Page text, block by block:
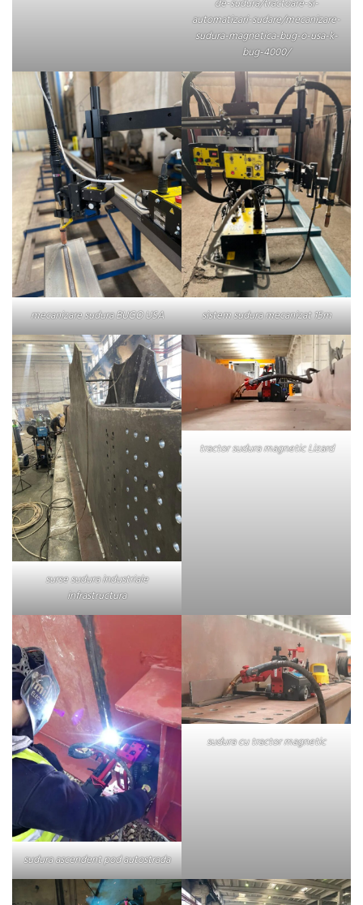
de-sudura/tractoare-si-
automatizari-sudare/mecanizare-
sudura-magnetica-bug-o-usa-k-
bug-4000/
mecanizare sudura BUGO USA sistem sudura mecanizat 15m
surse sudura industriale
infrastructura
tractor sudura magnetic Lizard
sudura ascendent pod autostrada
sudura cu tractor magnetic